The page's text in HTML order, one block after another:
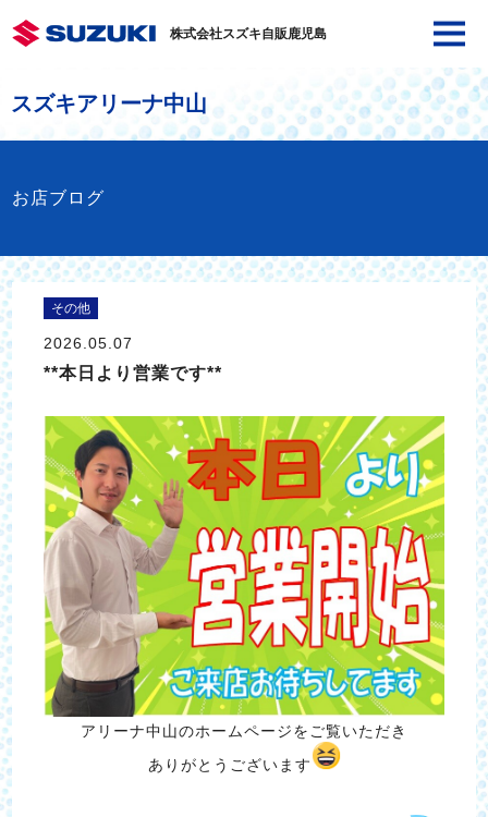
株式会社スズキ自販鹿児島
スズキアリーナ中山
お店ブログ
その他
2026.05.07
**本日より営業です**
アリーナ中山のホームページをご覧いただき
ありがとうございます